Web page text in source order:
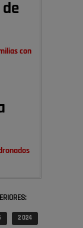
con
2 024